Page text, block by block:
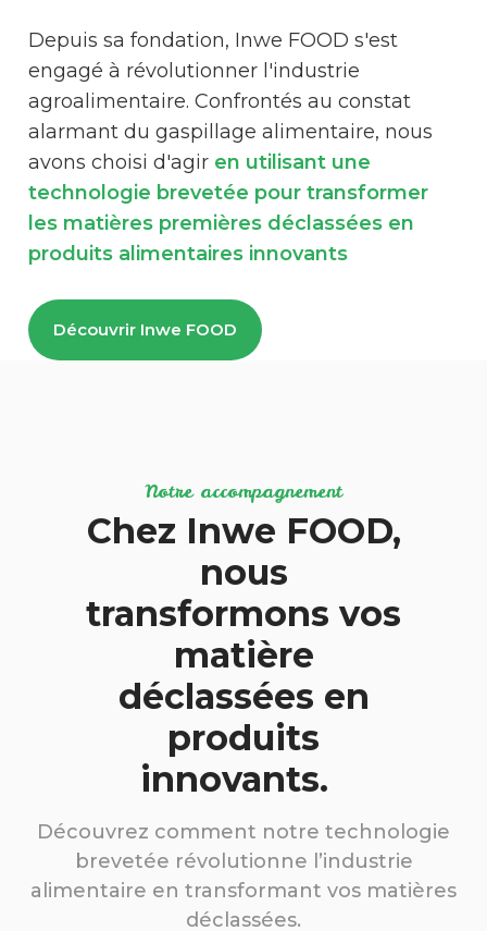
Depuis sa fondation, Inwe FOOD s'est
engagé à révolutionner l'industrie
agroalimentaire. Confrontés au constat
alarmant du gaspillage alimentaire, nous
avons choisi d'agir en utilisant une
technologie brevetée pour transformer
les matières premières déclassées en
produits alimentaires innovants
Découvrir Inwe FOOD
Notre accompagnement
Chez Inwe FOOD,
nous
transformons vos
matière
déclassées en
produits
innovants.
Découvrez comment notre technologie
brevetée révolutionne l’industrie
alimentaire en transformant vos matières
déclassées.